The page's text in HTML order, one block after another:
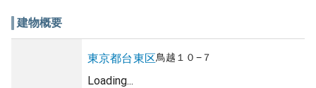
建物概要
東京都台東区鳥越 １０−７
Loading...